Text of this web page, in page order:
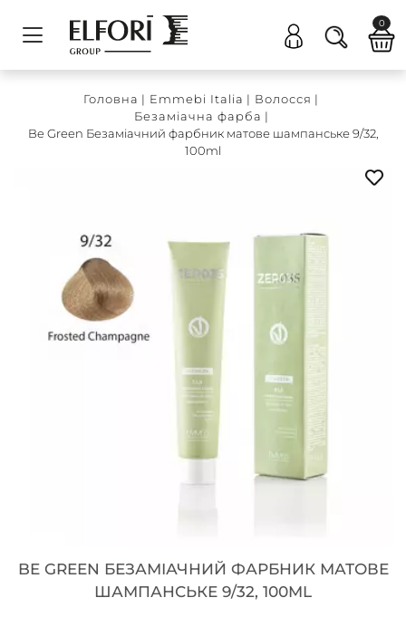
0
Головна | Emmebi Italia | Волосся |
Безаміачна фарба |
Be Green Безаміачний фарбник матове шампанське 9/32,
100ml
BE GREEN БЕЗАМІАЧНИЙ ФАРБНИК МАТОВЕ
ШАМПАНСЬКЕ 9/32, 100ML